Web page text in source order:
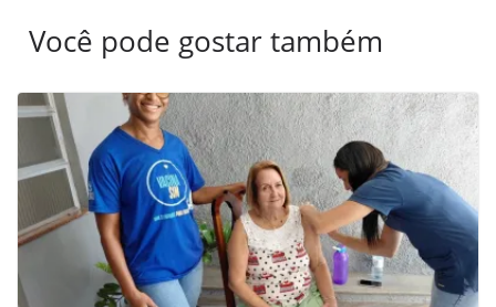
Você pode gostar também